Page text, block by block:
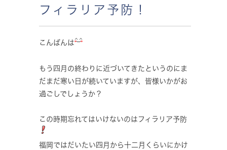
フィラリア予防！
こんばんは
もう四月の終わりに近づいてきたというのにま
だまだ寒い日が続いていますが、皆様いかがお
過ごしでしょうか？
この時期忘れてはいけないのはフィラリア予防
福岡ではだいたい四月から十二月くらいにかけ